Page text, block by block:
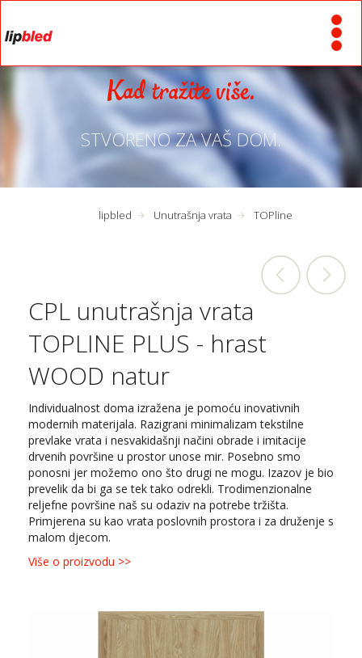
Kad tražite više.
STVORENO ZA VAŠ DOM.
lipbled Unutrašnja vrata TOPline
CPL unutrašnja vrata
TOPLINE PLUS - hrast
WOOD natur
Individualnost doma izražena je pomoću inovativnih
modernih materijala. Razigrani minimalizam tekstilne
prevlake vrata i nesvakidašnji načini obrade i imitacije
drvenih površine u prostor unose mir. Posebno smo
ponosni jer možemo ono što drugi ne mogu. Izazov je bio
prevelik da bi ga se tek tako odrekli. Trodimenzionalne
reljefne površine naš su odaziv na potrebe tržišta.
Primjerena su kao vrata poslovnih prostora i za druženje s
malom djecom.
Više o proizvodu >>